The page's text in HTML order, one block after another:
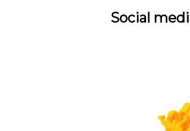
Social